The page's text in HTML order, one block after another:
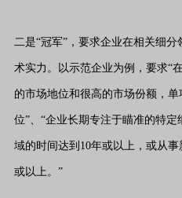
二是“冠军”，要求企业在相关细
术实力。以示范企业为例，要求“
的市场地位和很高的市场份额，
位”、“企业长期专注于瞄准的特
域的时间达到10年或以上，或从
或以上。”